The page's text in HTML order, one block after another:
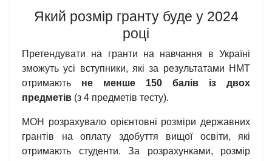
Який розмір гранту буде у 2024
році
Претендувати на гранти на навчання в Україні
зможуть усі вступники, які за результатами НМТ
отримають не менше 150 балів із двох
предметів (з 4 предметів тесту).
МОН розрахувало орієнтовні розміри державних
грантів на оплату здобуття вищої освіти, які
отримають студенти. За розрахунками, розмір